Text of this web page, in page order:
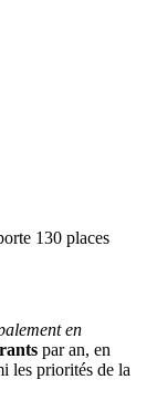
130 places
en
par an, en
les priorités de la